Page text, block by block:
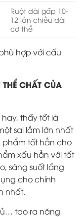
Ruột dài gấp 10-
12 lần chiều dài
cơ thể
hợp với cấu
CHẤT CỦA
thấy tốt là
sai lầm lớn nhất
phẩm tốt hẳn cho
xấu hẳn với tất
sáng suốt lắng
cho chính
nhất.
tao ra năng